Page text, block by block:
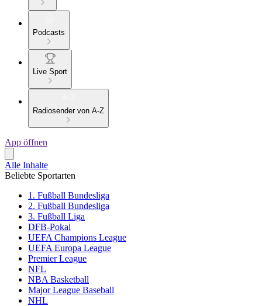
Podcasts
Live Sport
Radiosender von A-Z
App öffnen
Alle Inhalte
Beliebte Sportarten
1. Fußball Bundesliga
2. Fußball Bundesliga
3. Fußball Liga
DFB-Pokal
UEFA Champions League
UEFA Europa League
Premier League
NFL
NBA Basketball
Major League Baseball
NHL